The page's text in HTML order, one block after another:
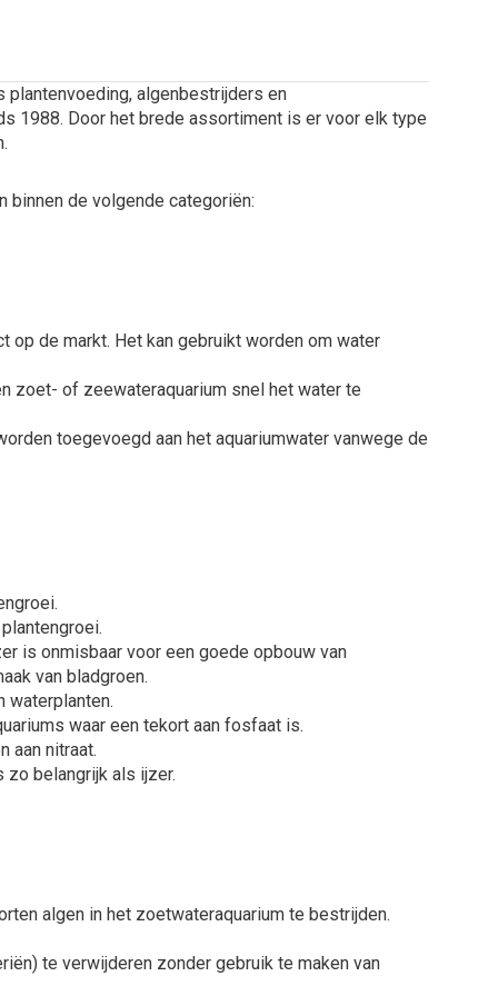
algenbestrijders en
1988. Door het brede assortiment is er voor elk type
binnen de volgende categoriën:
de markt. Het kan gebruikt worden om water
zoet- of zeewateraquarium snel het water te
toegevoegd aan het aquariumwater vanwege de
is onmisbaar voor een goede opbouw van
van bladgroen.
waterplanten.
waar een tekort aan fosfaat is.
aan nitraat.
belangrijk als ijzer.
algen in het zoetwateraquarium te bestrijden.
te verwijderen zonder gebruik te maken van